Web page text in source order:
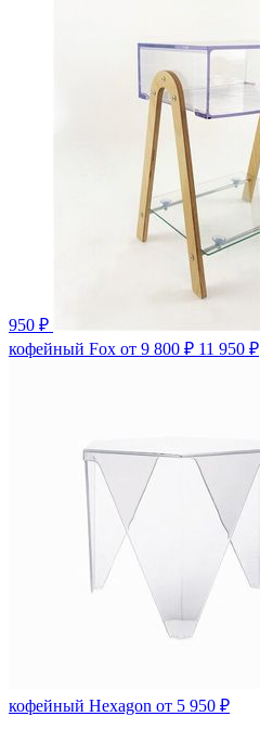
950 ₽
кофейный Fox от 9 800 ₽ 11 950 ₽
кофейный Hexagon от 5 950 ₽